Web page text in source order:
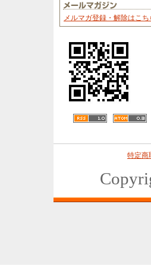
メルマガ登録・解除はこち
特定商